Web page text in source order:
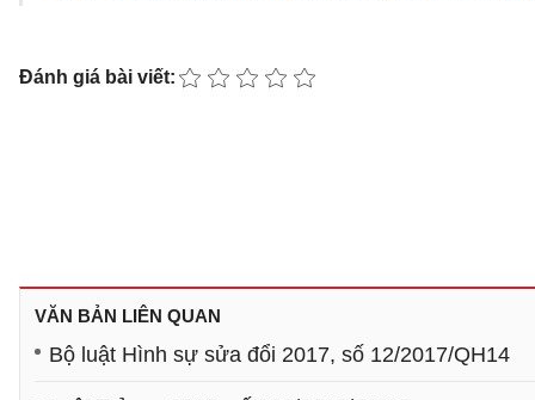
Đánh giá bài viết:
VĂN BẢN LIÊN QUAN
Bộ luật Hình sự sửa đổi 2017, số 12/2017/QH14